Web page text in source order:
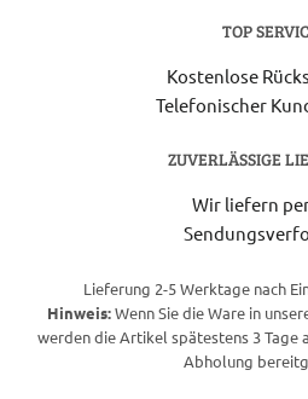
TOP
Kostenlose
Telefonischer
ZUVERLÄSSIGE
Wir liefern per
Lieferung 2-5 Werktage nach
Hinweis:Wenn Sie die Ware in
werden die Artikel spätestens 3 Tage
Abholung